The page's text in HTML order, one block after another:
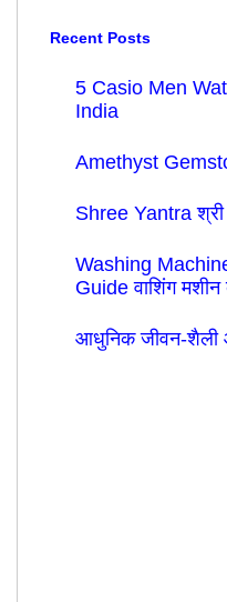
Recent Posts
5 Casio Men
India
Amethyst
Shree Yantra
Washing
Guide वाशिंग मशीन
आधुनिक जीवन-शैली